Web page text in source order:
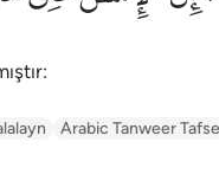
Arabic Tanweer